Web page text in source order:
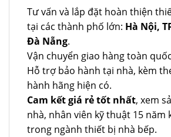
Tư vấn và lắp đặt hoàn thiện
tại các thành phố lớn: Hà Nội,
Đà Nẵng.
Vận chuyển giao hàng toàn
Hỗ trợ bảo hành tại nhà, kèm
hành hãng hiện có.
Cam kết giá rẻ tốt nhất, xem
nhà, nhân viên kỹ thuật 15 năm
trong ngành thiết bị nhà bếp.